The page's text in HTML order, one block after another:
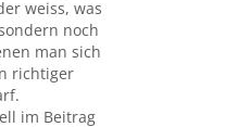
weiss, was
noch
man sich
richtiger
im Beitrag